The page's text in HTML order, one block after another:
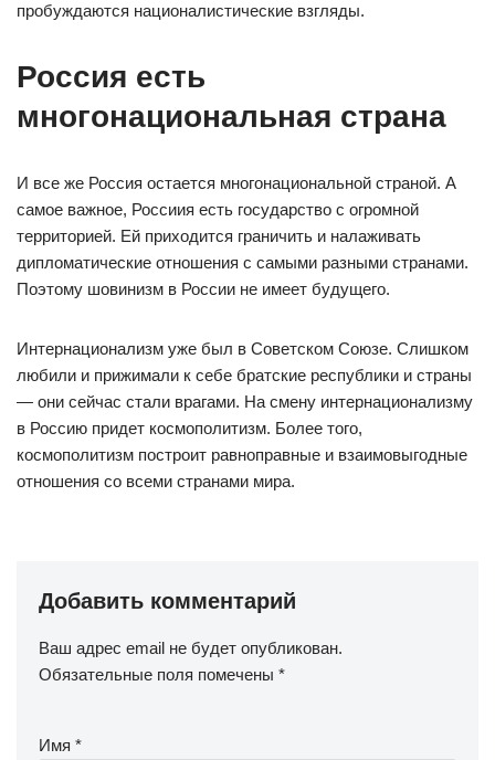
пробуждаются националистические взгляды.
Россия есть
многонациональная страна
И все же Россия остается многонациональной страной. А
самое важное, Россиия есть государство с огромной
территорией. Ей приходится граничить и налаживать
дипломатические отношения с самыми разными странами.
Поэтому шовинизм в России не имеет будущего.
Интернационализм уже был в Советском Союзе. Слишком
любили и прижимали к себе братские республики и страны
— они сейчас стали врагами. На смену интернационализму
в Россию придет космополитизм. Более того,
космополитизм построит равноправные и взаимовыгодные
отношения со всеми странами мира.
Добавить комментарий
Ваш адрес email не будет опубликован.
Обязательные поля помечены *
Имя *